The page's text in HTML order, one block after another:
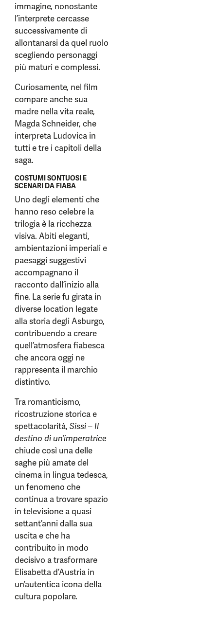
immagine, nonostante
l’interprete cercasse
successivamente di
allontanarsi da quel ruolo
scegliendo personaggi
più maturi e complessi.
Curiosamente, nel film
compare anche sua
madre nella vita reale,
Magda Schneider, che
interpreta Ludovica in
tutti e tre i capitoli della
saga.
COSTUMI SONTUOSI E
SCENARI DA FIABA
Uno degli elementi che
hanno reso celebre la
trilogia è la ricchezza
visiva. Abiti eleganti,
ambientazioni imperiali e
paesaggi suggestivi
accompagnano il
racconto dall’inizio alla
fine. La serie fu girata in
diverse location legate
alla storia degli Asburgo,
contribuendo a creare
quell’atmosfera fiabesca
che ancora oggi ne
rappresenta il marchio
distintivo.
Tra romanticismo,
ricostruzione storica e
spettacolarità, Sissi – Il
destino di un’imperatrice
chiude così una delle
saghe più amate del
cinema in lingua tedesca,
un fenomeno che
continua a trovare spazio
in televisione a quasi
settant’anni dalla sua
uscita e che ha
contribuito in modo
decisivo a trasformare
Elisabetta d’Austria in
un’autentica icona della
cultura popolare.